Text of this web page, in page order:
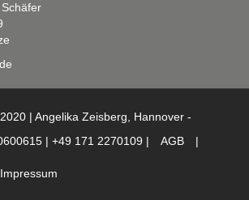
| Angelika Zeisberg, Hannover -
| +49 171 2270109 |
AGB |
Impressum